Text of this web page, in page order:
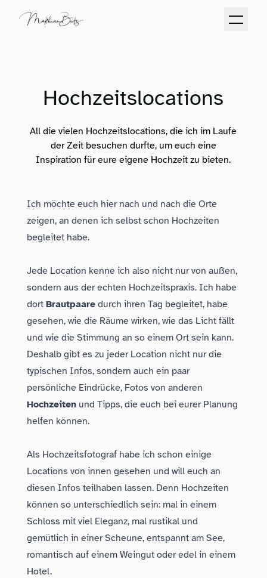
Folge dem Fotografen auf Instagram
Folge dem Fotografen auf TikTok
Videos des Fotografen auf
Hochzeitslocations
All die vielen Hochzeitslocations, die ich im Laufe
der Zeit besuchen durfte, um euch eine
Inspiration für eure eigene Hochzeit zu bieten.
Ich möchte euch hier nach und nach die Orte
zeigen, an denen ich selbst schon Hochzeiten
begleitet habe.
Jede Location kenne ich also nicht nur von außen,
sondern aus der echten Hochzeitspraxis. Ich habe
dort Brautpaaredurch ihren Tag begleitet, habe
gesehen, wie die Räume wirken, wie das Licht fällt
und wie die Stimmung an so einem Ort sein kann.
Deshalb gibt es zu jeder Location nicht nur die
typischen Infos, sondern auch ein paar
persönliche Eindrücke, Fotos von anderen
Hochzeitenund Tipps, die euch bei eurer Planung
helfen können.
Als Hochzeitsfotograf habe ich schon einige
Locations von innen gesehen und will euch an
diesen Infos teilhaben lassen. Denn Hochzeiten
können so unterschiedlich sein: mal in einem
Schloss mit viel Eleganz, mal rustikal und
gemütlich in einer Scheune, entspannt am See,
romantisch auf einem Weingut oder edel in einem
Hotel.